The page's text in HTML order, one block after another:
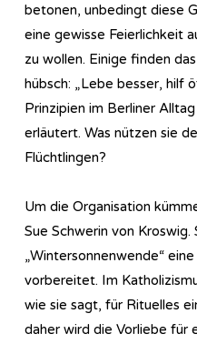
betonen, unbedingt diese
eine gewisse Feierlichkeit
zu wollen. Einige finden
hübsch: „Lebe besser, hilf
Prinzipien im Berliner
erläutert. Was nützen sie
Flüchtlingen?
Um die Organisation
Sue Schwerin von
„Wintersonnenwende“
vorbereitet. Im
wie sie sagt, für Rituelles
daher wird die Vorliebe für